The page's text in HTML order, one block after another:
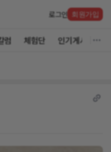
로그인 회원가입
럼 체험단 인기게시글